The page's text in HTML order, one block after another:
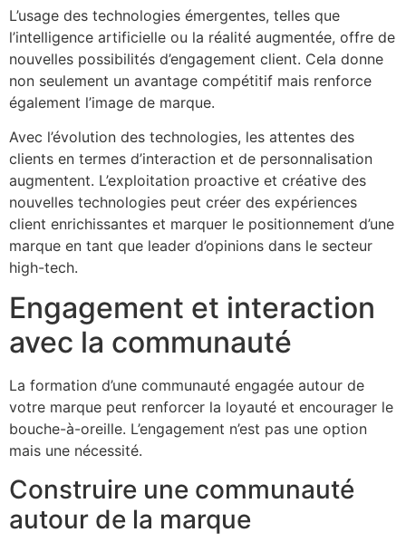
L’usage des technologies émergentes, telles que
l’intelligence artificielle ou la réalité augmentée, offre de
nouvelles possibilités d’engagement client. Cela donne
non seulement un avantage compétitif mais renforce
également l’image de marque.
Avec l’évolution des technologies, les attentes des
clients en termes d’interaction et de personnalisation
augmentent. L’exploitation proactive et créative des
nouvelles technologies peut créer des expériences
client enrichissantes et marquer le positionnement d’une
marque en tant que leader d’opinions dans le secteur
high-tech.
Engagement et interaction
avec la communauté
La formation d’une communauté engagée autour de
votre marque peut renforcer la loyauté et encourager le
bouche-à-oreille. L’engagement n’est pas une option
mais une nécessité.
Construire une communauté
autour de la marque